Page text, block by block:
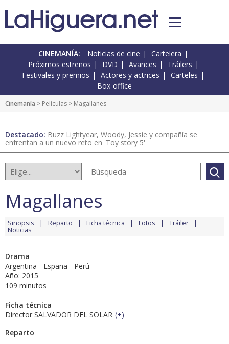
CINEMANÍA: Noticias de cine
Cartelera
Próximos estrenos
DVD Avances
Tráilers
Festivales y premios
Actores y actrices
Carteles
Box-office
Cinemanía > Películas > Magallanes
Destacado: Buzz Lightyear, Woody, Jessie y compañía se
enfrentan a un nuevo reto en 'Toy story 5'
Magallanes
Sinopsis Reparto Ficha técnica Fotos Tráiler
Noticias
Drama
Argentina - España - Perú
Año: 2015
109 minutos
Ficha técnica
Director SALVADOR DEL SOLAR (+)
Reparto